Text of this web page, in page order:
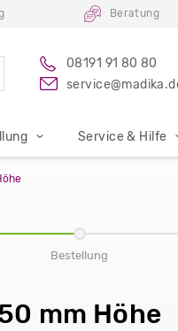
Beratung
08191 91 80 80
Service & Hilfe
Bestellung
mm Höhe